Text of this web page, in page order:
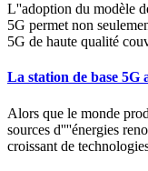
L''adoption du modèle
5G permet non
5G de haute qualité
La station de base 5G
Alors que le monde
sources d''''énergies
croissant de